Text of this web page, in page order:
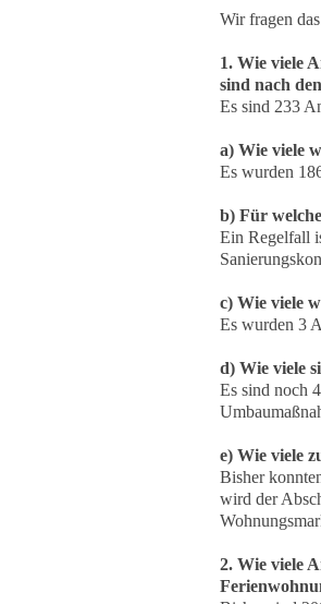
Wir fragen
1. Wie viele
sind nach
Es sind 233
a) Wie viele
Es wurden
b) Für
Ein Regelfall
c) Wie viele
Es wurden 3
d) Wie viele
Es sind noch
e) Wie viele
Bisher
wird der
2. Wie viele